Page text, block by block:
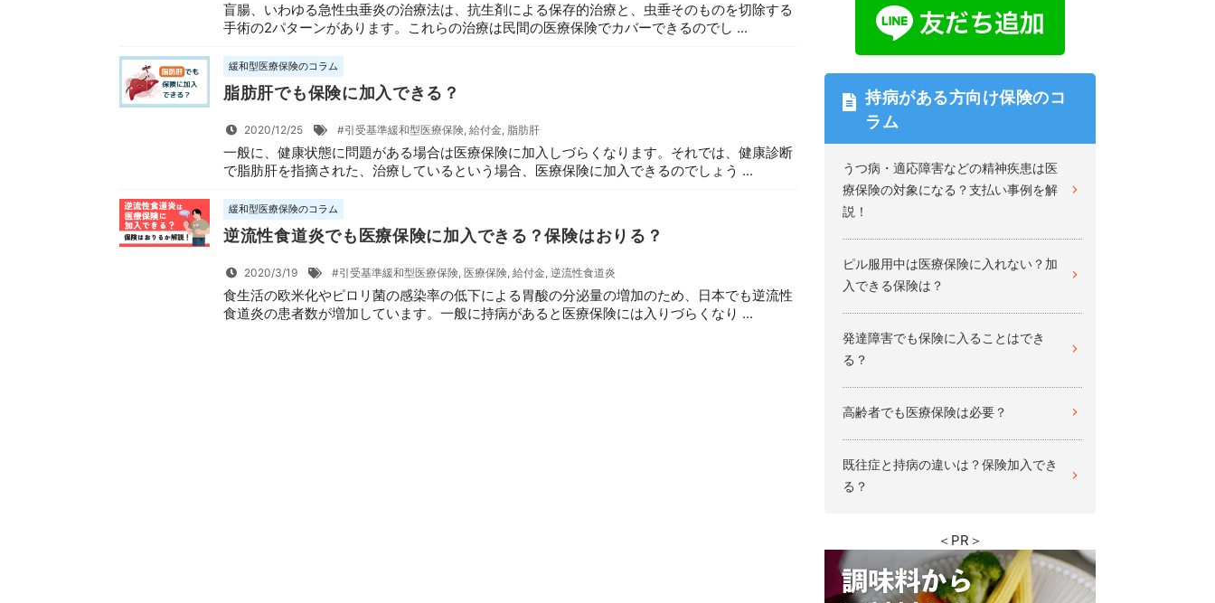
盲腸、いわゆる急性虫垂炎の治療法は、抗生剤による保存的治療と、虫垂そのものを切除する
手術の2パターンがあります。これらの治療は民間の医療保険でカバーできるのでし ...
緩和型医療保険のコラム
脂肪肝でも保険に加入できる？
2020/12/25 #引受基準緩和型医療保険, 給付金, 脂肪肝
一般に、健康状態に問題がある場合は医療保険に加入しづらくなります。それでは、健康診断
で脂肪肝を指摘された、治療しているという場合、医療保険に加入できるのでしょう ...
緩和型医療保険のコラム
逆流性食道炎でも医療保険に加入できる？保険はおりる？
2020/3/19 #引受基準緩和型医療保険, 医療保険, 給付金, 逆流性食道炎
食生活の欧米化やピロリ菌の感染率の低下による胃酸の分泌量の増加のため、日本でも逆流性
食道炎の患者数が増加しています。一般に持病があると医療保険には入りづらくなり ...
持病がある方向け保険のコ
ラム
うつ病・適応障害などの精神疾患は医
療保険の対象になる？支払い事例を解
説！
ピル服用中は医療保険に入れない？加
入できる保険は？
発達障害でも保険に入ることはでき
る？
高齢者でも医療保険は必要？
既往症と持病の違いは？保険加入でき
る？
＜PR＞